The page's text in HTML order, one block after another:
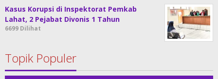
Kasus Korupsi di Inspektorat Pemkab
Lahat, 2 Pejabat Divonis 1 Tahun
6699 Dilihat
Topik Populer